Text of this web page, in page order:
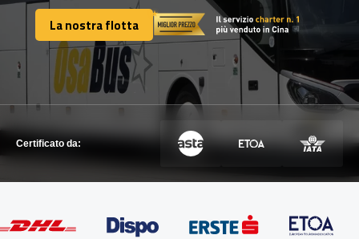
FLOTTA
METTITI IN CONTATTO
METTITI IN CONTATTO
La nostra flotta
La nostra flotta
Certificato da: